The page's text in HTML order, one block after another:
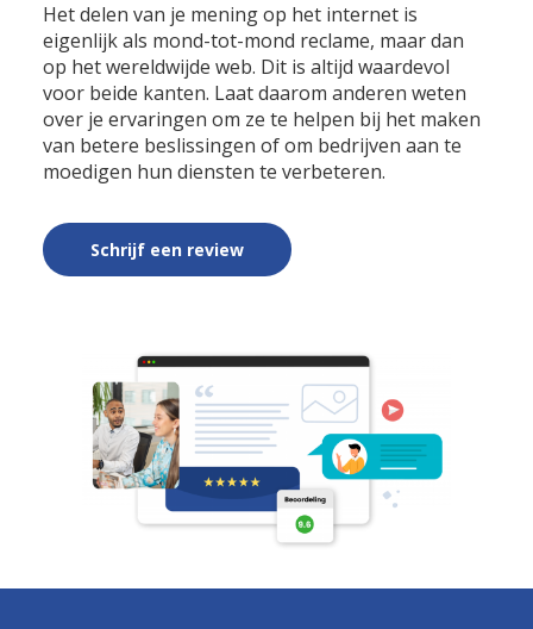
Het delen van je mening op het internet is
eigenlijk als mond-tot-mond reclame, maar dan
op het wereldwijde web. Dit is altijd waardevol
voor beide kanten. Laat daarom anderen weten
over je ervaringen om ze te helpen bij het maken
van betere beslissingen of om bedrijven aan te
moedigen hun diensten te verbeteren.
Schrijf een review